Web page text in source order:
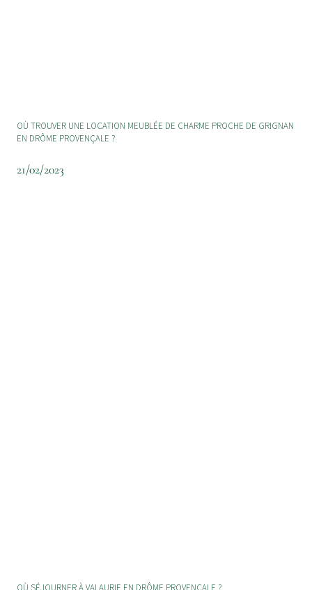
OÙ TROUVER UNE LOCATION MEUBLÉE DE CHARME PROCHE DE GRIGNAN
EN DRÔME PROVENÇALE ?
21/02/2023
OÙ SÉJOURNER À VALAURIE EN DRÔME PROVENÇALE ?